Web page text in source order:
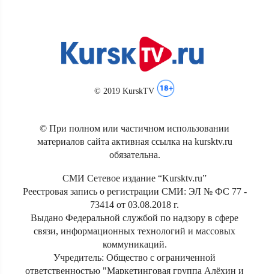
© 2019 KurskTV
© При полном или частичном использовании
материалов сайта активная ссылка на kursktv.ru
обязательна.
СМИ Сетевое издание “Kursktv.ru”
Реестровая запись о регистрации СМИ: ЭЛ № ФС 77 -
73414 от 03.08.2018 г.
Выдано Федеральной службой по надзору в сфере
связи, информационных технологий и массовых
коммуникаций.
Учредитель: Общество с ограниченной
ответственностью "Маркетинговая группа Алёхин и